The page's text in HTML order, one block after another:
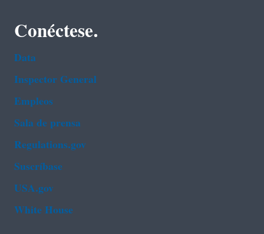
Conéctese.
Data
Inspector General
Empleos
Sala de prensa
Regulations.gov
Suscríbase
USA.gov
White House